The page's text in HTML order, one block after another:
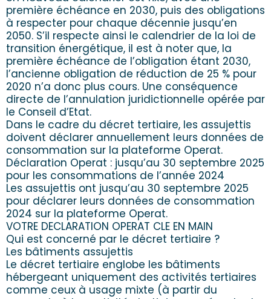
première échéance en 2030, puis des obligations
à respecter pour chaque décennie jusqu’en
2050. S’il respecte ainsi le calendrier de la loi de
transition énergétique, il est à noter que, la
première échéance de l’obligation étant 2030,
l’ancienne obligation de réduction de 25 % pour
2020 n’a donc plus cours. Une conséquence
directe de l’annulation juridictionnelle opérée par
le Conseil d’Etat.
Dans le cadre du décret tertiaire, les assujettis
doivent déclarer annuellement leurs données de
consommation sur la plateforme Operat.
Déclaration Operat : jusqu’au 30 septembre 2025
pour les consommations de l’année 2024
Les assujettis ont jusqu’au 30 septembre 2025
pour déclarer leurs données de consommation
2024 sur la plateforme Operat.
VOTRE DECLARATION OPERAT CLE EN MAIN
Qui est concerné par le décret tertiaire ?
Les bâtiments assujettis
Le décret tertiaire englobe les bâtiments
hébergeant uniquement des activités tertiaires
comme ceux à usage mixte (à partir du